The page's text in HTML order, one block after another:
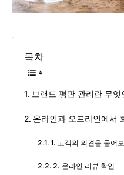
목차
브랜드 평판 관리란 무엇
온라인과 오프라인에서
1. 고객의 의견을 물어
2. 온라인 리뷰 확인